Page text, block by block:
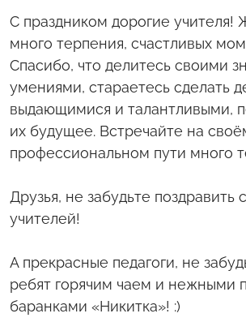
С праздником дорогие учителя!
много терпения, счастливых
Спасибо, что делитесь своими
умениями, стараетесь сделать
выдающимися и талантливыми,
их будущее. Встречайте на
профессиональном пути много
Друзья, не забудьте
учителей!
А прекрасные педагоги, не
ребят горячим чаем и нежными
баранками «Никитка»! :)